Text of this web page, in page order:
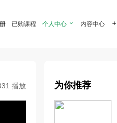
已购课程 个人中心  内容中心 
播放 为你推荐